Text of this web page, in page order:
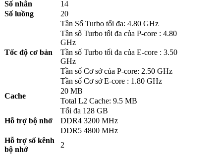
Số nhân
14
Số luồng
20
Tốc độ cơ bản
Tần Số Turbo tối đa: 4.80 GHz
Tần số Turbo tối đa của P-core : 4.80
GHz
Tần số Turbo tối đa của E-core : 3.50
GHz
Tần số Cơ sở của P-core: 2.50 GHz
Tần số Cơ sở E-core : 1.80 GHz
Cache
20 MB
Total L2 Cache: 9.5 MB
Hỗ trợ bộ nhớ
Tối đa 128 GB
DDR4 3200 MHz
DDR5 4800 MHz
Hỗ trợ số kênh
bộ nhớ
2